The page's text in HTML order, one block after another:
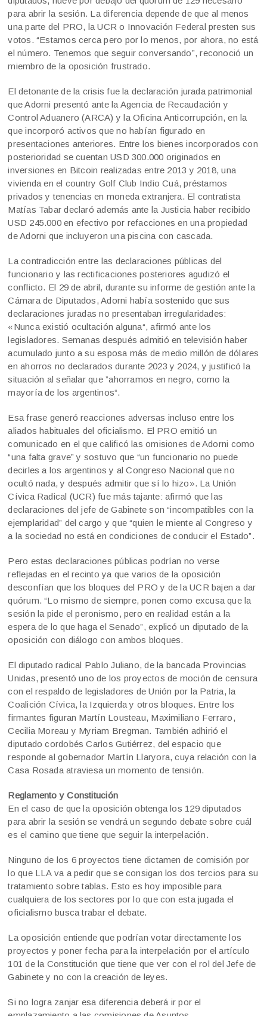
para abrir la sesión. La diferencia depende de que al menos
una parte del PRO, la UCR o Innovación Federal presten sus
votos. “Estamos cerca pero por lo menos, por ahora, no está
el número. Tenemos que seguir conversando”, reconoció un
miembro de la oposición frustrado.
El detonante de la crisis fue la declaración jurada patrimonial
que Adorni presentó ante la Agencia de Recaudación y
Control Aduanero (ARCA) y la Oficina Anticorrupción, en la
que incorporó activos que no habían figurado en
presentaciones anteriores. Entre los bienes incorporados con
posterioridad se cuentan USD 300.000 originados en
inversiones en Bitcoin realizadas entre 2013 y 2018, una
vivienda en el country Golf Club Indio Cuá, préstamos
privados y tenencias en moneda extranjera. El contratista
Matías Tabar declaró además ante la Justicia haber recibido
USD 245.000 en efectivo por refacciones en una propiedad
de Adorni que incluyeron una piscina con cascada.
La contradicción entre las declaraciones públicas del
funcionario y las rectificaciones posteriores agudizó el
conflicto. El 29 de abril, durante su informe de gestión ante la
Cámara de Diputados, Adorni había sostenido que sus
declaraciones juradas no presentaban irregularidades:
«Nunca existió ocultación alguna“, afirmó ante los
legisladores. Semanas después admitió en televisión haber
acumulado junto a su esposa más de medio millón de dólares
en ahorros no declarados durante 2023 y 2024, y justificó la
situación al señalar que ”ahorramos en negro, como la
mayoría de los argentinos“.
Esa frase generó reacciones adversas incluso entre los
aliados habituales del oficialismo. El PRO emitió un
comunicado en el que calificó las omisiones de Adorni como
“una falta grave” y sostuvo que “un funcionario no puede
decirles a los argentinos y al Congreso Nacional que no
ocultó nada, y después admitir que sí lo hizo». La Unión
Cívica Radical (UCR) fue más tajante: afirmó que las
declaraciones del jefe de Gabinete son “incompatibles con la
ejemplaridad” del cargo y que “quien le miente al Congreso y
a la sociedad no está en condiciones de conducir el Estado”.
Pero estas declaraciones públicas podrían no verse
reflejadas en el recinto ya que varios de la oposición
desconfían que los bloques del PRO y de la UCR bajen a dar
quórum. “Lo mismo de siempre, ponen como excusa que la
sesión la pide el peronismo, pero en realidad están a la
espera de lo que haga el Senado”, explicó un diputado de la
oposición con diálogo con ambos bloques.
El diputado radical Pablo Juliano, de la bancada Provincias
Unidas, presentó uno de los proyectos de moción de censura
con el respaldo de legisladores de Unión por la Patria, la
Coalición Cívica, la Izquierda y otros bloques. Entre los
firmantes figuran Martín Lousteau, Maximiliano Ferraro,
Cecilia Moreau y Myriam Bregman. También adhirió el
diputado cordobés Carlos Gutiérrez, del espacio que
responde al gobernador Martín Llaryora, cuya relación con la
Casa Rosada atraviesa un momento de tensión.
Reglamento y Constitución
En el caso de que la oposición obtenga los 129 diputados
para abrir la sesión se vendrá un segundo debate sobre cuál
es el camino que tiene que seguir la interpelación.
Ninguno de los 6 proyectos tiene dictamen de comisión por
lo que LLA va a pedir que se consigan los dos tercios para su
tratamiento sobre tablas. Esto es hoy imposible para
cualquiera de los sectores por lo que con esta jugada el
oficialismo busca trabar el debate.
La oposición entiende que podrían votar directamente los
proyectos y poner fecha para la interpelación por el artículo
101 de la Constitución que tiene que ver con el rol del Jefe de
Gabinete y no con la creación de leyes.
Si no logra zanjar esa diferencia deberá ir por el